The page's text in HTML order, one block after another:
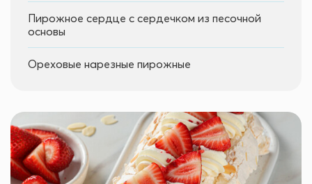
Пирожное сердце с сердечком из песочной
основы
Ореховые нарезные пирожные